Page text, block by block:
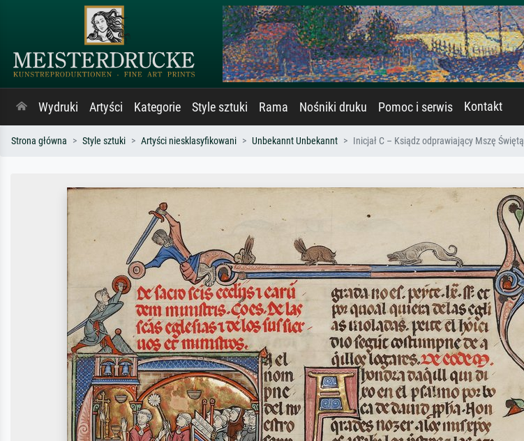
Wydruki Artyści Kategorie Style sztuki Rama Nośniki druku Pomoc i serwis Kontakt
Strona główna Style sztuki Artyści niesklasyfikowani Unbekannt Unbekannt Inicjał C – Ksiądz odprawiający Mszę Świętą